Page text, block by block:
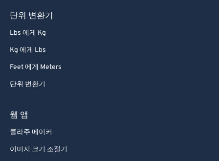
단위 변환기
Lbs 에게 Kg
Kg 에게 Lbs
Feet 에게 Meters
단위 변환기
웹 앱
콜라주 메이커
이미지 크기 조절기